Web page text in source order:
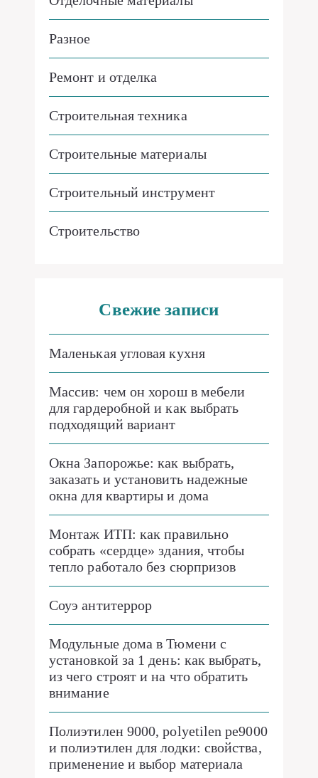
Разное
Ремонт и отделка
Строительная техника
Строительные материалы
Строительный инструмент
Строительство
Свежие записи
Маленькая угловая кухня
Массив: чем он хорош в мебели
для гардеробной и как выбрать
подходящий вариант
Окна Запорожье: как выбрать,
заказать и установить надежные
окна для квартиры и дома
Монтаж ИТП: как правильно
собрать «сердце» здания, чтобы
тепло работало без сюрпризов
Соуэ антитеррор
Модульные дома в Тюмени с
установкой за 1 день: как выбрать,
из чего строят и на что обратить
внимание
Полиэтилен 9000, polyetilen pe9000
и полиэтилен для лодки: свойства,
применение и выбор материала